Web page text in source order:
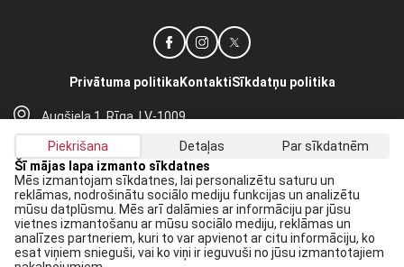
Augšiela 1, Rīga, LV-1009
lhf@lhf.lv
+371 67565614
Privātuma politika KontaktiSīkdatņu politika
Saņem jaunākās ziņas savā E-pastā:
Pieteikties
Piekrītu savaidatu apstrādei
Piekrišana Detaļas
Par sīkdatnēm
Šī mājas lapa izmanto sīkdatnes
Mēs izmantojam sīkdatnes, lai personalizētu saturu un
reklāmas, nodrošinātu sociālo mediju funkcijas un analizētu
mūsu datplūsmu. Mēs arī dalāmies ar informāciju par jūsu
vietnes izmantošanu ar mūsu sociālo mediju, reklāmas un
analīzes partneriem, kuri to var apvienot ar citu informāciju, ko
esat viņiem snieguši, vai ko viņi ir ieguvuši no jūsu izmantotajiem